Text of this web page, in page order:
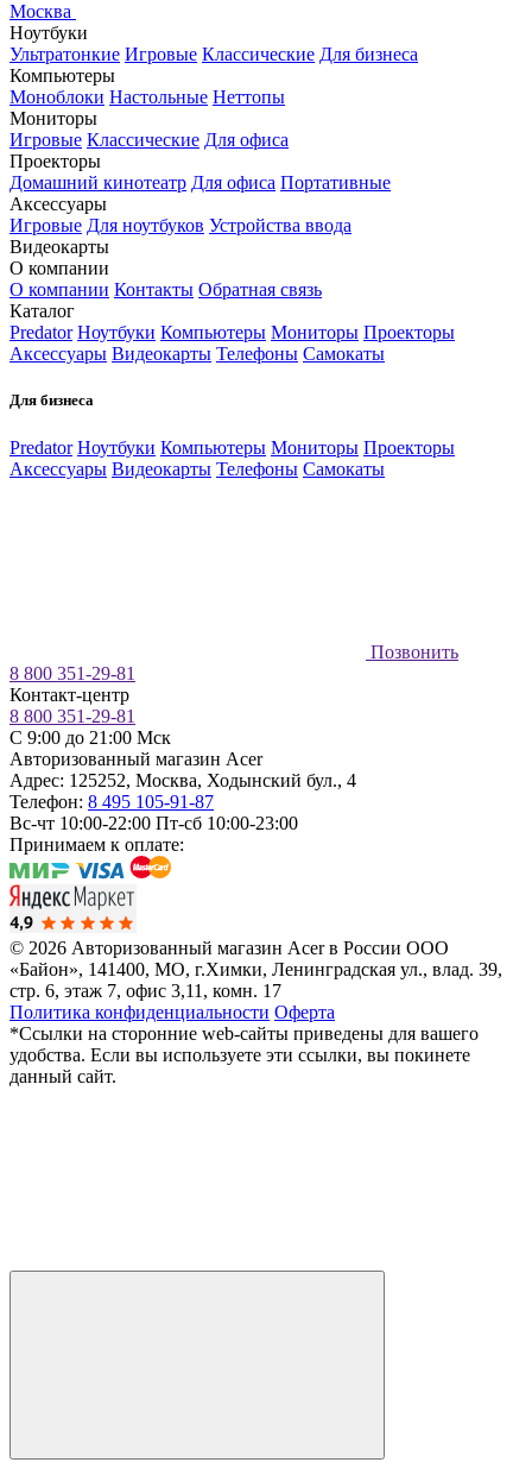
Москва
Ноутбуки
Ультратонкие Игровые Классические Для бизнеса
Компьютеры
Моноблоки Настольные Неттопы
Мониторы
Игровые Классические Для офиса
Проекторы
Домашний кинотеатр Для офиса Портативные
Аксессуары
Игровые Для ноутбуков Устройства ввода
Видеокарты
О компании
О компании Контакты Обратная связь
Каталог
Predator Ноутбуки Компьютеры Мониторы Проекторы
Аксессуары Видеокарты Телефоны Самокаты
Для бизнеса
Predator Ноутбуки Компьютеры Мониторы Проекторы
Аксессуары Видеокарты Телефоны Самокаты
Позвонить
8 800 351-29-81
Контакт-центр
8 800 351-29-81
C 9:00 до 21:00 Мск
Авторизованный магазин Acer
Адрес: 125252, Москва, Ходынский бул., 4
Телефон: 8 495 105-91-87
Вс-чт 10:00-22:00 Пт-сб 10:00-23:00
Принимаем к оплате:
© 2026 Авторизованный магазин Acer в России ООО
«Байон», 141400, МО, г.Химки, Ленинградская ул., влад. 39,
стр. 6, этаж 7, офис 3,11, комн. 17
Политика конфиденциальности Оферта
*Ссылки на сторонние web-сайты приведены для вашего
удобства. Если вы используете эти ссылки, вы покинете
данный сайт.